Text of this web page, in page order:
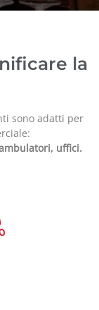
la
sono adatti per
uffici.